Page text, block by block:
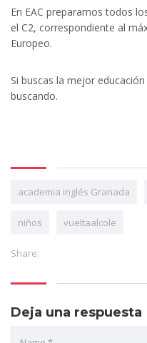
En EAC preparamos todos
el C2, correspondiente al
Europeo.
Si buscas la mejor
buscando.
academia inglés Granada
niños vueltaalcole
Share:
Deja una respuesta